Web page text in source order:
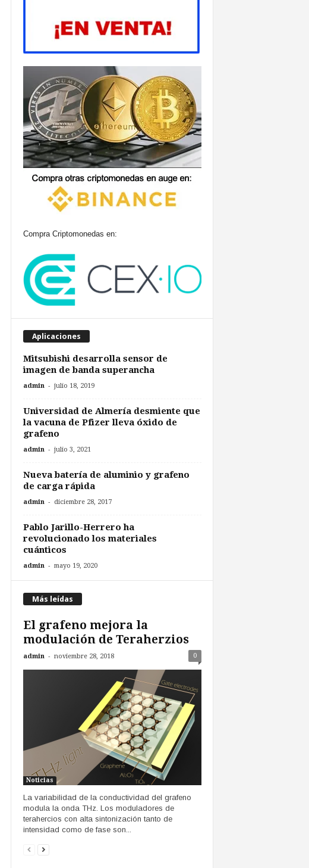
Compra Criptomonedas en:
Aplicaciones
Mitsubishi desarrolla sensor de
imagen de banda superancha
admin - julio 18, 2019
Universidad de Almería desmiente que
la vacuna de Pfizer lleva óxido de
grafeno
admin - julio 3, 2021
Nueva batería de aluminio y grafeno
de carga rápida
admin - diciembre 28, 2017
Pablo Jarillo-Herrero ha
revolucionado los materiales
cuánticos
admin - mayo 19, 2020
Más leídas
El grafeno mejora la
modulación de Teraherzios
admin - noviembre 28, 2018 0
Noticias
La variabilidad de la conductividad del grafeno
modula la onda THz. Los moduladores de
terahercios con alta sintonización tanto de
intensidad como de fase son...